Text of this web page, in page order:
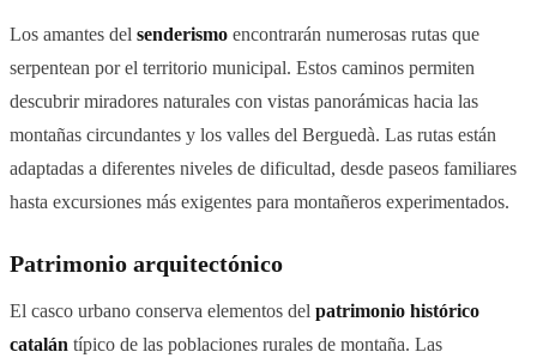
Los amantes del senderismo encontrarán numerosas rutas que
serpentean por el territorio municipal. Estos caminos permiten
descubrir miradores naturales con vistas panorámicas hacia las
montañas circundantes y los valles del Berguedà. Las rutas están
adaptadas a diferentes niveles de dificultad, desde paseos familiares
hasta excursiones más exigentes para montañeros experimentados.
Patrimonio arquitectónico
El casco urbano conserva elementos del patrimonio histórico
catalán típico de las poblaciones rurales de montaña. Las